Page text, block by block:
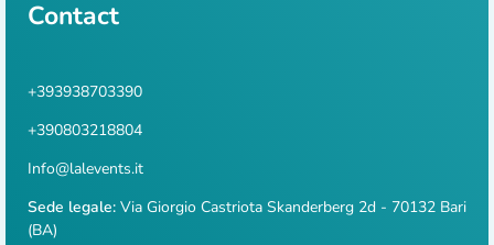
Contact
+393938703390
+390803218804
Info@lalevents.it
Sede legale: Via Giorgio Castriota Skanderberg 2d - 70132 Bari
(BA)